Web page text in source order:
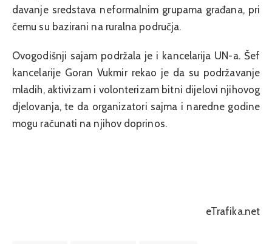
davanje sredstava neformalnim grupama građana, pri
čemu su bazirani na ruralna područja.
Ovogodišnji sajam podržala je i kancelarija UN-a. Šef
kancelarije Goran Vukmir rekao je da su podržavanje
mladih, aktivizam i volonterizam bitni dijelovi njihovog
djelovanja, te da organizatori sajma i naredne godine
mogu računati na njihov doprinos.
eTrafika.net